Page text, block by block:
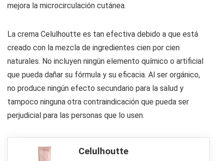
mejora la microcirculación cutánea.
La crema Celulhoutte es tan efectiva debido a que está
creado con la mezcla de ingredientes cien por cien
naturales. No incluyen ningún elemento químico o artificial
que pueda dañar su fórmula y su eficacia. Al ser orgánico,
no produce ningún efecto secundario para la salud y
tampoco ninguna otra contraindicación que pueda ser
perjudicial para las personas que lo usen.
Celulhoutte